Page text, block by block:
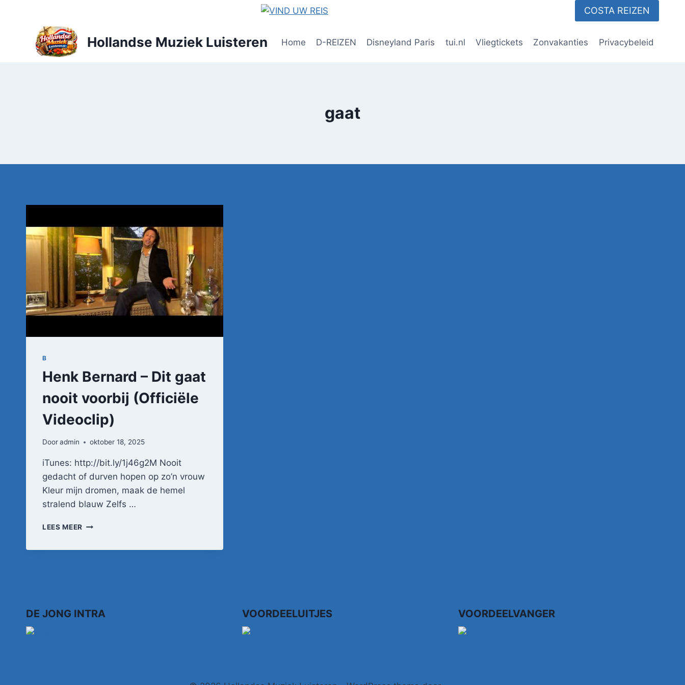
COSTA REIZEN
Hollandse Muziek Luisteren Home D-REIZEN Disneyland Paris tui.nl Vliegtickets Zonvakanties Privacybeleid
gaat
B
Henk Bernard – Dit gaat
nooit voorbij (Officiële
Videoclip)
Dooradmin oktober 18, 2025
iTunes: http://bit.ly/1j46g2M Nooit
gedacht of durven hopen op zo’n vrouw
Kleur mijn dromen, maak de hemel
stralend blauw Zelfs …
LEES MEER HENK
VIDEOCLIP)
DE JONG INTRA VOORDEELUITJES VOORDEELVANGER